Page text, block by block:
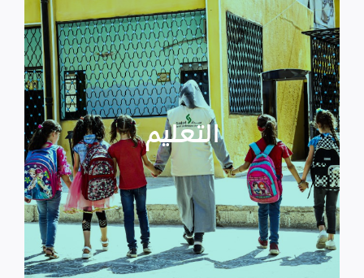
التعليم
التعليم
نهدف إلى توفير مناهج التعليم غير
الرسمي وبرامج التوعية التي
تستهدف الناشئين والأطفال مما
يساهم في تعزيز السلام و دعم
الأطفال المنقطعين عن العملية
التعليمية أو المتأخرين عن المراحل
الدراسية بسبب الصراع القائم.
اقرأ المزيد